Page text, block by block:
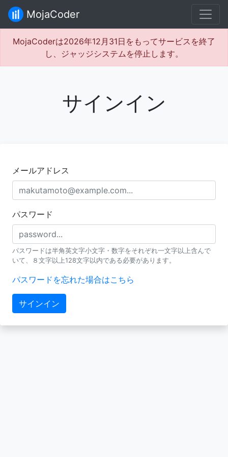
MojaCoder
MojaCoderは2026年12月31日をもってサービスを終了
し、ジャッジシステムを停止します。
サインイン
メールアドレス
パスワード
パスワードは半角英文字小文字・数字をそれぞれ一文字以上含んで
いて、８文字以上128文字以内である必要があります。
パスワードを忘れた場合はこちら
サインイン